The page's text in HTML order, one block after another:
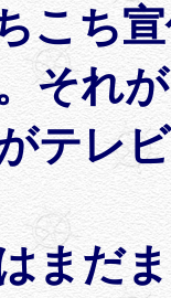
こち
それ
テレ
まだ